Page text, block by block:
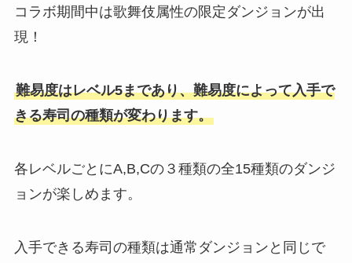
コラボ期間中は歌舞伎属性の限定ダンジョンが出
現！
難易度はレベル5まであり、難易度によって入手で
きる寿司の種類が変わります。
各レベルごとにA,B,Cの３種類の全15種類のダンジ
ョンが楽しめます。
入手できる寿司の種類は通常ダンジョンと同じで